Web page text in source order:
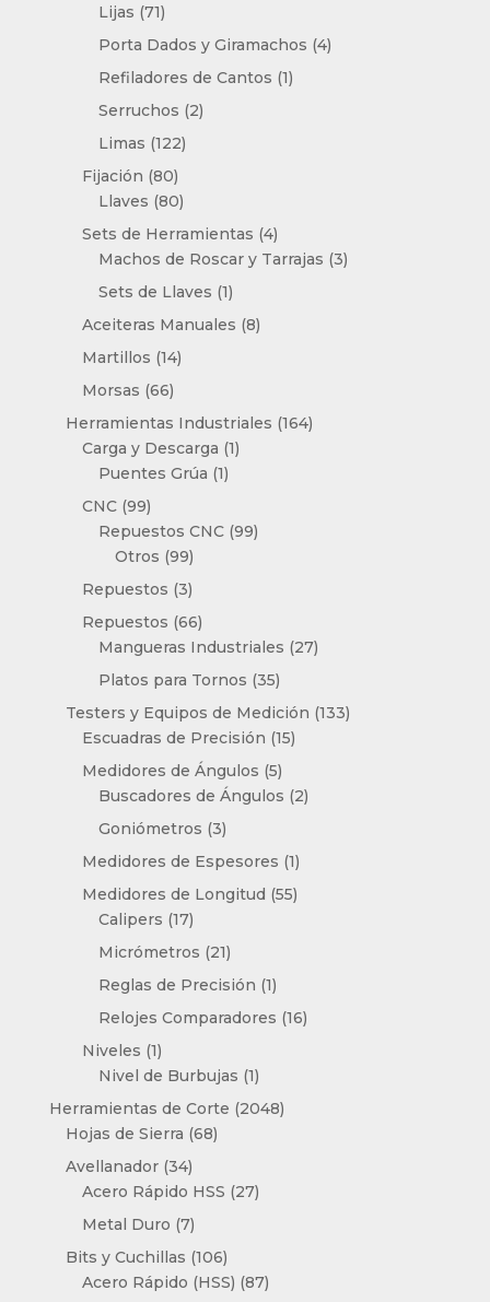
Lijas 7171
productos
Porta Dados y Giramachos 44
Refiladores de Cantos 11
Serruchos 22
Limas 122122
Fijación 8080
productos
Llaves 8080
productos
Sets de Herramientas 44
productos
Machos de Roscar y Tarrajas 33
Sets de Llaves 11
producto
Aceiteras Manuales 88
Martillos 1414
Morsas 6666
productos
Herramientas Industriales 164164
Carga y Descarga 11
Puentes Grúa 11
CNC 9999
productos
Repuestos CNC 9999
Otros 9999
productos
Repuestos 33
productos
Repuestos 6666
productos
Mangueras Industriales 2727
Platos para Tornos 3535
productos
Testers y Equipos de Medición 133133
Escuadras de Precisión 1515
Medidores de Ángulos 55
productos
Buscadores de Ángulos 22
Goniómetros 33
productos
Medidores de Espesores 11
producto
Medidores de Longitud 5555
Calipers 1717
productos
Micrómetros 2121
productos
Reglas de Precisión 11
producto
Relojes Comparadores 1616
Niveles 11
producto
Nivel de Burbujas 11
producto
Herramientas de Corte 20482048
Hojas de Sierra 6868
Avellanador 3434
productos
Acero Rápido HSS 2727
Metal Duro 77
productos
Bits y Cuchillas 106106
productos
Acero Rápido (HSS) 8787